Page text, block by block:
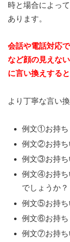
時と場合によっ
あります。
会話や電話対応
など顔の見えな
に言い換えする
より丁寧な言い
例文①お持ち
例文②お持ち
例文③お持ち
例文④お持ち
でしょうか？
例文⑤お持ち
例文⑥お持ち
例文⑦お持ち